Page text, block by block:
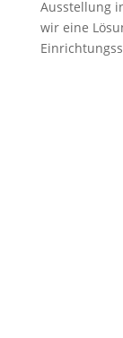
Ausstellung
wir eine